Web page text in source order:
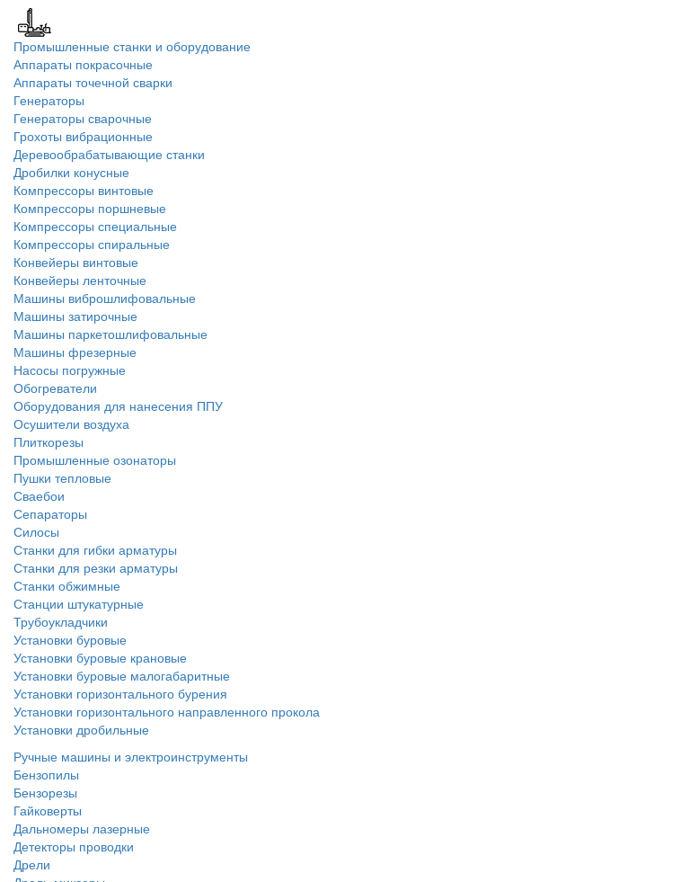
Промышленные станки и оборудование
Аппараты покрасочные
Аппараты точечной сварки
Генераторы
Генераторы сварочные
Грохоты вибрационные
Деревообрабатывающие станки
Дробилки конусные
Компрессоры винтовые
Компрессоры поршневые
Компрессоры специальные
Компрессоры спиральные
Конвейеры винтовые
Конвейеры ленточные
Машины виброшлифовальные
Машины затирочные
Машины паркетошлифовальные
Машины фрезерные
Насосы погружные
Обогреватели
Оборудования для нанесения ППУ
Осушители воздуха
Плиткорезы
Промышленные озонаторы
Пушки тепловые
Сваебои
Сепараторы
Силосы
Станки для гибки арматуры
Станки для резки арматуры
Станки обжимные
Станции штукатурные
Трубоукладчики
Установки буровые
Установки буровые крановые
Установки буровые малогабаритные
Установки горизонтального бурения
Установки горизонтального направленного прокола
Установки дробильные
Ручные машины и электроинструменты
Бензопилы
Бензорезы
Гайковерты
Дальномеры лазерные
Детекторы проводки
Дрели